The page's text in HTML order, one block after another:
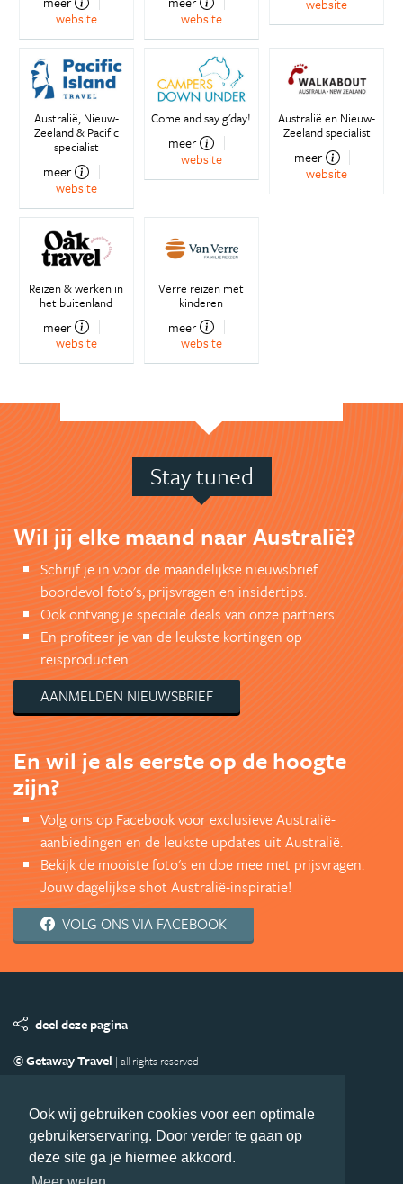
Ook wij gebruiken cookies voor een optimale
gebruikerservaring. Door verder te gaan op
deze site ga je hiermee akkoord.
website
website
website
Australië, Nieuw-
Zeeland & Pacific
specialist
meer
website
Come and say g'day!
meer
website
Australië en Nieuw-
Zeeland specialist
meer
website
Reizen & werken in
het buitenland
meer
website
Verre reizen met
kinderen
meer
website
Stay tuned
Wil jij elke maand naar Australië?
Schrijf je in voor de maandelijkse nieuwsbrief
boordevol foto's, prijsvragen en insidertips.
Ook ontvang je speciale deals van onze partners.
En profiteer je van de leukste kortingen op
reisproducten.
AANMELDEN NIEUWSBRIEF
En wil je als eerste op de hoogte
zijn?
Volg ons op Facebook voor exclusieve Australië-
aanbiedingen en de leukste updates uit Australië.
Bekijk de mooiste foto's en doe mee met prijsvragen.
Jouw dagelijkse shot Australië-inspiratie!
VOLG ONS VIA FACEBOOK
deel deze pagina
© Getaway Travel | all rights reserved
Copyright
Privacy statement Disclaimer
Cookies
Volg Australie.nl
Nieuwsbrief
Facebook